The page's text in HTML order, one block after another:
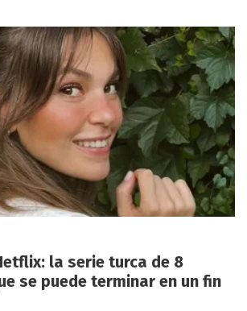
la serie turca de 8
se puede terminar en un fin